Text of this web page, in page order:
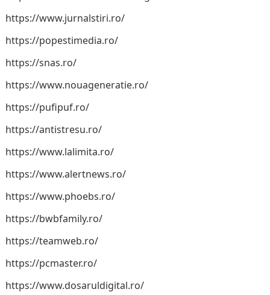
https://www.jurnalstiri.ro/
https://popestimedia.ro/
https://snas.ro/
https://www.nouageneratie.ro/
https://pufipuf.ro/
https://antistresu.ro/
https://www.lalimita.ro/
https://www.alertnews.ro/
https://www.phoebs.ro/
https://bwbfamily.ro/
https://teamweb.ro/
https://pcmaster.ro/
https://www.dosaruldigital.ro/